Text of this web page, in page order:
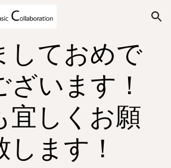
Skip to navigation
しておめで
ざいます！
宜しくお願
します！